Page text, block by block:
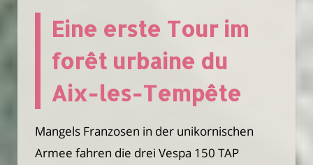
Eine erste Tour im
forêt urbaine du
Aix-les-Tempête
Mangels Franzosen in der unikornischen
Armee fahren die drei Vespa 150 TAP